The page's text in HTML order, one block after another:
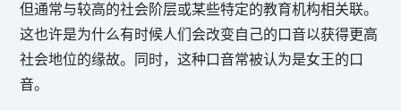
但通常与较高的社会阶层或某些特定的教育机构相关联。
这也许是为什么有时候人们会改变自己的口音以获得更高
社会地位的缘故。同时，这种口音常被认为是女王的口
音。